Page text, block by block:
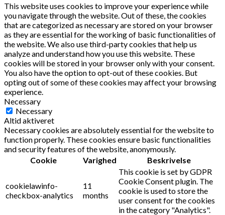
This website uses cookies to improve your experience while
you navigate through the website. Out of these, the cookies
that are categorized as necessary are stored on your browser
as they are essential for the working of basic functionalities of
the website. We also use third-party cookies that help us
analyze and understand how you use this website. These
cookies will be stored in your browser only with your consent.
You also have the option to opt-out of these cookies. But
opting out of some of these cookies may affect your browsing
experience.
Necessary
Necessary
Altid aktiveret
Necessary cookies are absolutely essential for the website to
function properly. These cookies ensure basic functionalities
and security features of the website, anonymously.
Cookie
Varighed Beskrivelse
cookielawinfo-
checkbox-analytics
11
months
This cookie is set by GDPR
Cookie Consent plugin. The
cookie is used to store the
user consent for the cookies
in the category "Analytics".